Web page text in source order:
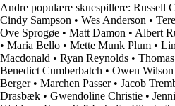
Andre populære skuespillere: Russell
Cindy Sampson • Wes Anderson •
Ove Sprogøe • Matt Damon • Albert
• Maria Bello • Mette Munk Plum •
Macdonald • Ryan Reynolds •
Benedict Cumberbatch • Owen Wilson
Berger• Marchen Passer• Jacob
Drasbæk • Gwendoline Christie •